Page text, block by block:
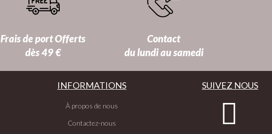
Frais de port Offerts
dès 49 €
Contact
du lundi au samedi
INFORMATIONS
À propos de nous
Contactez-nous
SUIVEZ NOUS